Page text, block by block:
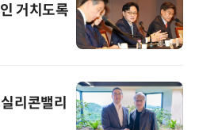
거치도록
리콘밸리